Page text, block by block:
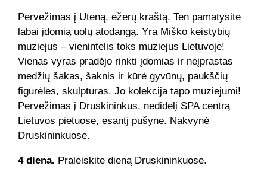
Pervežimas į Uteną, ežerų kraštą. Ten pamatysite
labai įdomią uolų atodangą. Yra Miško keistybių
muziejus – vienintelis toks muziejus Lietuvoje!
Vienas vyras pradėjo rinkti įdomias ir neįprastas
medžių šakas, šaknis ir kūrė gyvūnų, paukščių
figūrėles, skulptūras. Jo kolekcija tapo muziejumi!
Pervežimas į Druskininkus, nedidelį SPA centrą
Lietuvos pietuose, esantį pušyne. Nakvynė
Druskininkuose.
4 diena. Praleiskite dieną Druskininkuose.